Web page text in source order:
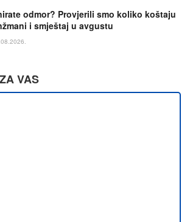
odmor? Provjerili smo koliko koštaju
i smještaj u avgustu
VAS